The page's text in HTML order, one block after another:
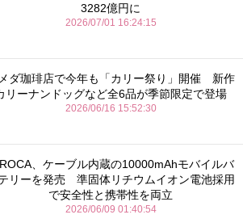
3282億円に
2026/07/01 16:24:15
ダ珈琲店で今年も「カリー祭り」開催 新作
リーナンドッグなど全6品が季節限定で登場
2026/06/16 15:52:30
、ケーブル内蔵の10000mAhモバイルバ
リーを発売 準固体リチウムイオン電池採用
で安全性と携帯性を両立
2026/06/09 01:40:54